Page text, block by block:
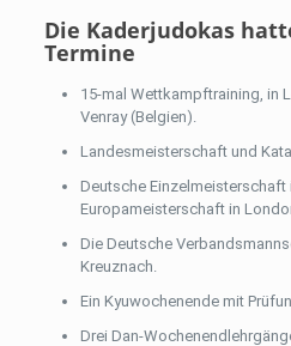
Die Kaderjudokas
Termine
15-mal Wettkampftraining, in
Venray (Belgien).
Landesmeisterschaft und
Deutsche Einzelmeisterschaft
Europameisterschaft in
Die Deutsche
Kreuznach.
Ein Kyuwochenende mit
Drei Dan-